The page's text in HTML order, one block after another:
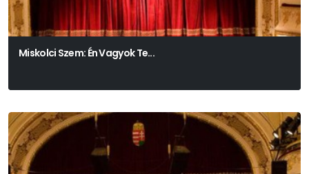
Miskolci Szem: Én Vagyok Te...